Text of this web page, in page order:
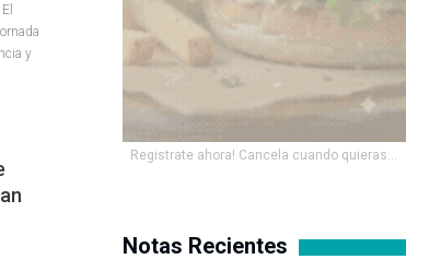
y
Registrate ahora! Cancela cuando quieras...
Notas Recientes